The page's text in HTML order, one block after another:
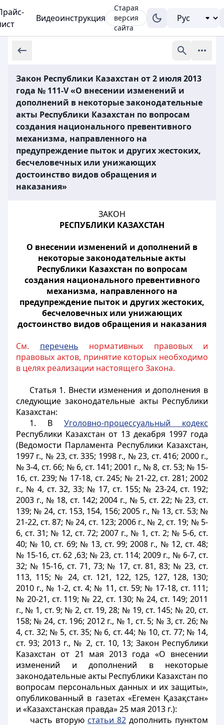
Видеоинструкция
Старая
версия
сайта
Закон Республики Казахстан от 2 июля 2013
года № 111-V «О внесении изменений и
дополнений в некоторые законодательные
акты Республики Казахстан по вопросам
создания национального превентивного
механизма, направленного на
предупреждение пыток и других жестоких,
бесчеловечных или унижающих
достоинство видов обращения и
наказания»
ЗАКОН
РЕСПУБЛИКИ КАЗАХСТАН
О внесении изменений и дополнений в
некоторые законодательные акты
Республики Казахстан по вопросам
создания национального превентивного
механизма, направленного на
предупреждение пыток и других жестоких,
бесчеловечных или унижающих
достоинство видов обращения и наказания
См. перечень нормативных правовых и
правовых актов, принятие которых необходимо
в целях реализации настоящего Закона.
Статья 1. Внести изменения и дополнения в
следующие законодательные акты Республики
Казахстан:
1. В Уголовно-процессуальный кодекс
Республики Казахстан от 13 декабря 1997 года
(Ведомости Парламента Республики Казахстан,
1997 г., № 23, ст. 335; 1998 г., № 23, ст. 416; 2000 г.,
№ 3-4, ст. 66; № 6, ст. 141; 2001 г., № 8, ст. 53; № 15-
16, ст. 239; № 17-18, ст. 245; № 21-22, ст. 281; 2002
г., № 4, ст. 32, 33; № 17, ст. 155; № 23-24, ст. 192;
2003 г., № 18, ст. 142; 2004 г., № 5, ст. 22; № 23, ст.
139; № 24, ст. 153, 154, 156; 2005 г., № 13, ст. 53; №
21-22, ст. 87; № 24, ст. 123; 2006 г., № 2, ст. 19; № 5-
6, ст. 31; № 12, ст. 72; 2007 г., № 1, ст. 2; № 5-6, ст.
40; № 10, ст. 69; № 13, ст. 99; 2008 г., № 12, ст. 48;
№ 15-16, ст. 62 ,63; № 23, ст. 114; 2009 г., № 6-7, ст.
32; № 15-16, ст. 71, 73; № 17, ст. 81, 83; № 23, ст.
113, 115; № 24, ст. 121, 122, 125, 127, 128, 130;
2010 г., № 1-2, ст. 4; № 11, ст. 59; № 17-18, ст. 111;
№ 20-21, ст. 119; № 22, ст. 130; № 24, ст. 149; 2011
г., № 1, ст. 9; № 2, ст. 19, 28; № 19, ст. 145; № 20, ст.
158; № 24, ст. 196; 2012 г., № 1, ст. 5; № 3, ст. 26; №
4, ст. 32; № 5, ст. 35; № 6, ст. 44; № 10, ст. 77; № 14,
ст. 93; 2013 г., № 2, ст. 10, 13; Закон Республики
Казахстан от 21 мая 2013 года «О внесении
изменений и дополнений в некоторые
законодательные акты Республики Казахстан по
вопросам персональных данных и их защиты»,
опубликованный в газетах «Егемен Қазақстан»
и «Казахстанская правда» 25 мая 2013 г.):
часть вторую статьи 82 дополнить пунктом